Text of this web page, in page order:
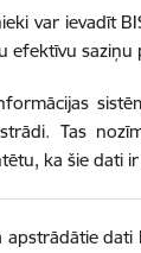
var ievadīt
efektīvu
Tas
ka šie dati